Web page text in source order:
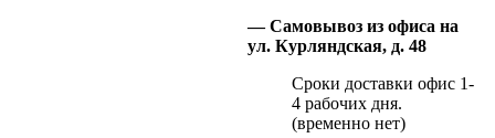
— Самовывоз из офиса на
ул. Курляндская, д. 48
Сроки доставки офис 1-
4 рабочих дня.
(временно нет)